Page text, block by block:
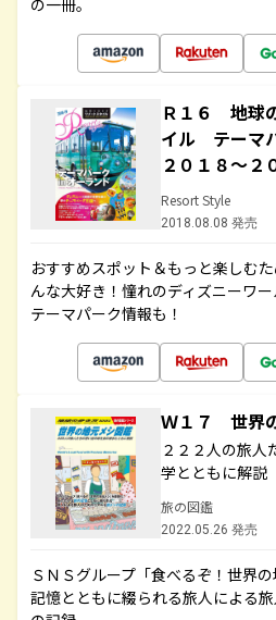
の一冊。
Ｒ１６ 地球
イル テーマ
２０１８～２
Resort Style
2018.08.08 発売
おすすめスポット＆もっと楽しむ
んな大好き！憧れのディズニーワ
テーマパーク情報も！
Ｗ１７ 世界
２２２人の旅人
学とともに解説
旅の図鑑
2022.05.26 発売
ＳＮＳグループ「食べるぞ！世界
記憶とともに綴られる旅人による